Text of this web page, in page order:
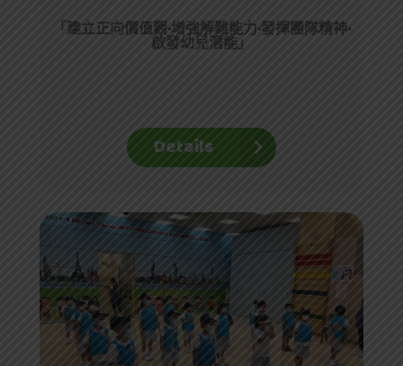
「 建立正向價值觀·增強解難能力·發揮團隊精神·
啟發幼兒潛能」
Details